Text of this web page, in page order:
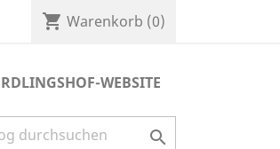
shopping_cart Warenkorb (0)
WEBSITE
